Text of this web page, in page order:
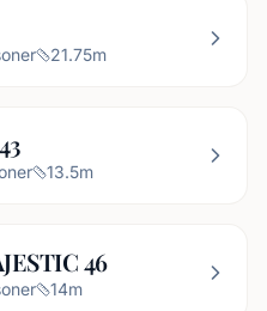
21.75m
13.5m
46
14m